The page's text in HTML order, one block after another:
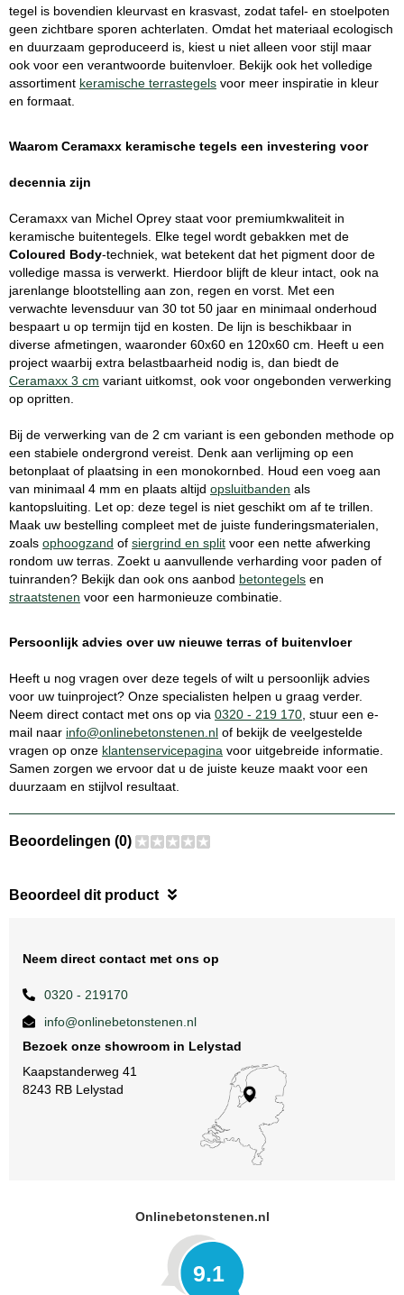
tegel is bovendien kleurvast en krasvast, zodat tafel- en stoelpoten
geen zichtbare sporen achterlaten. Omdat het materiaal ecologisch
en duurzaam geproduceerd is, kiest u niet alleen voor stijl maar
ook voor een verantwoorde buitenvloer. Bekijk ook het volledige
assortiment keramische terrastegels voor meer inspiratie in kleur
en formaat.
Waarom Ceramaxx keramische tegels een investering voor
decennia zijn
Ceramaxx van Michel Oprey staat voor premiumkwaliteit in
keramische buitentegels. Elke tegel wordt gebakken met de
Coloured Body-techniek, wat betekent dat het pigment door de
volledige massa is verwerkt. Hierdoor blijft de kleur intact, ook na
jarenlange blootstelling aan zon, regen en vorst. Met een
verwachte levensduur van 30 tot 50 jaar en minimaal onderhoud
bespaart u op termijn tijd en kosten. De lijn is beschikbaar in
diverse afmetingen, waaronder 60x60 en 120x60 cm. Heeft u een
project waarbij extra belastbaarheid nodig is, dan biedt de
Ceramaxx 3 cm variant uitkomst, ook voor ongebonden verwerking
op opritten.
Bij de verwerking van de 2 cm variant is een gebonden methode op
een stabiele ondergrond vereist. Denk aan verlijming op een
betonplaat of plaatsing in een monokornbed. Houd een voeg aan
van minimaal 4 mm en plaats altijd opsluitbanden als
kantopsluiting. Let op: deze tegel is niet geschikt om af te trillen.
Maak uw bestelling compleet met de juiste funderingsmaterialen,
zoals ophoogzand of siergrind en split voor een nette afwerking
rondom uw terras. Zoekt u aanvullende verharding voor paden of
tuinranden? Bekijk dan ook ons aanbod betontegels en
straatstenen voor een harmonieuze combinatie.
Persoonlijk advies over uw nieuwe terras of buitenvloer
Heeft u nog vragen over deze tegels of wilt u persoonlijk advies
voor uw tuinproject? Onze specialisten helpen u graag verder.
Neem direct contact met ons op via 0320 - 219 170 , stuur een e-
mail naar info@onlinebetonstenen.nl of bekijk de veelgestelde
vragen op onze klantenservicepagina voor uitgebreide informatie.
Samen zorgen we ervoor dat u de juiste keuze maakt voor een
duurzaam en stijlvol resultaat.
Beoordelingen (0)
Beoordeel dit product
Neem direct contact met ons op
0320 - 219170
info@onlinebetonstenen.nl
Bezoek onze showroom in Lelystad
Kaapstanderweg 41
8243 RB Lelystad
Onlinebetonstenen.nl
9.1